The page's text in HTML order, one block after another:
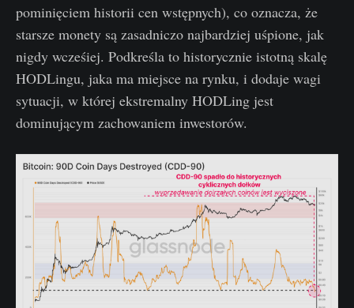
pominięciem historii cen wstępnych), co oznacza, że
starsze monety są zasadniczo najbardziej uśpione, jak
nigdy wcześiej. Podkreśla to historycznie istotną skalę
HODLingu, jaka ma miejsce na rynku, i dodaje wagi
sytuacji, w której ekstremalny HODLing jest
dominującym zachowaniem inwestorów.